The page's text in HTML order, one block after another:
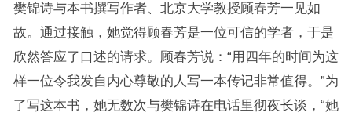
樊锦诗与本书撰写作者、北京大学教授顾春芳一见如
故。通过接触，她觉得顾春芳是一位可信的学者，于是
欣然答应了口述的请求。顾春芳说：“用四年的时间为这
样一位令我发自内心尊敬的人写一本传记非常值得。”为
了写这本书，她无数次与樊锦诗在电话里彻夜长谈，“她